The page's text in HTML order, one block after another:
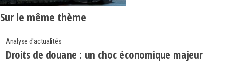
Sur le même thème
Analyse d'actualités
Droits de douane : un choc économique majeur